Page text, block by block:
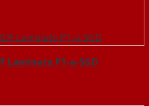
Laminate P1-a-SGD